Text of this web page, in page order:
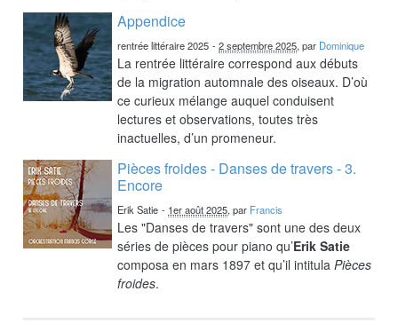
Appendice
rentrée littéraire 2025 -2 septembre 2025, par Dominique
La rentrée littéraire correspond aux débuts
de la migration automnale des oiseaux. D’où
ce curieux mélange auquel conduisent
lectures et observations, toutes très
inactuelles, d’un promeneur.
Pièces froides - Danses de travers - 3.
Encore
Erik Satie - 1er août 2025, par Francis
Les "Danses de travers" sont une des deux
séries de pièces pour piano qu’Erik Satie
composa en mars 1897 et qu’il intitulaPièces
froides.